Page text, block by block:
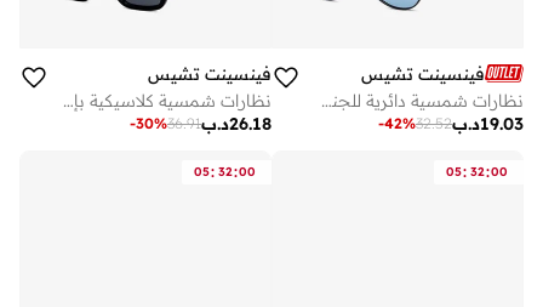
فينسينت تشيس
نظارات شمسية دائرية للجنسين
د.ب19.03
32.52
-42%
فينسينت تشيس
نظارات شمسية كلاسيكية بإطار كامل مربعة أحدث وأنيقة مستقطبة وتحمي من الأشعة فوق البنفسجية بنسبة % للجنسين كبيرة
د.ب26.18
36.91
-30%
05: 32:00
05: 32:00